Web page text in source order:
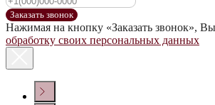
Заказать звонок
Нажимая на кнопку «Заказать звонок», Вы
обработку своих персональных данных